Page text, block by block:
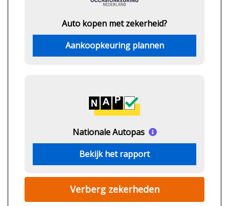
Auto kopen met zekerheid?
Aankoopkeuring plannen
Nationale Autopas
Bekijk het rapport
Verberg zekerheden